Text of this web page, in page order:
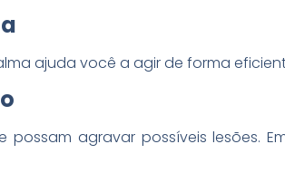
ajuda você a agir de forma
possam agravar possíveis lesões.